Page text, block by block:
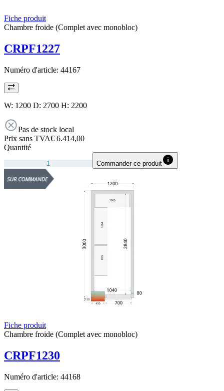
Fiche produit
Chambre froide (Complet avec monobloc)
CRPF1227
Numéro d'article: 44167
W: 1200 D: 2700 H: 2200
Pas de stock local
Prix sans TVA€ 6.414,00
Quantité
Commander ce produit
Fiche produit
Chambre froide (Complet avec monobloc)
CRPF1230
Numéro d'article: 44168